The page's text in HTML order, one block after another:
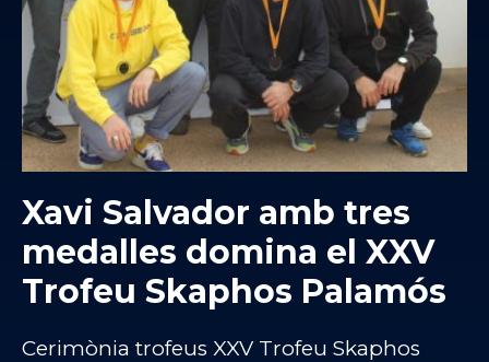
Xavi Salvador amb tres
medalles domina el XXV
Trofeu Skaphos Palamós
Cerimònia trofeus XXV Trofeu Skaphos